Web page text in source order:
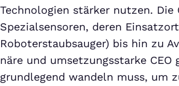
Technologien stärker nutzen.
Spezialsensoren, deren
Roboterstaubsauger) bis hin zu
näre und umsetzungsstarke
grundlegend wandeln muss, um